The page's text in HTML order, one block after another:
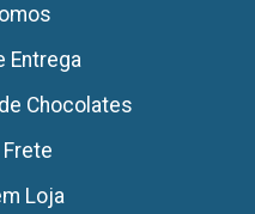
Entrega
Chocolates
Loja